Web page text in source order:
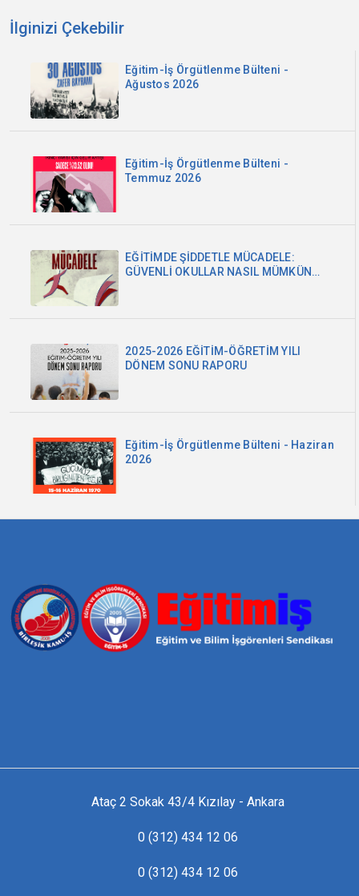
İlginizi Çekebilir
Eğitim-İş Örgütlenme Bülteni -
Ağustos 2026
Eğitim-İş Örgütlenme Bülteni -
Temmuz 2026
EĞİTİMDE ŞİDDETLE MÜCADELE:
GÜVENLİ OKULLAR NASIL MÜMKÜN
2025-2026 EĞİTİM-ÖĞRETİM YILI
DÖNEM SONU RAPORU
Eğitim-İş Örgütlenme Bülteni - Haziran
2026
Ataç 2 Sokak 43/4 Kızılay - Ankara
0 (312) 434 12 06
0 (312) 434 12 06